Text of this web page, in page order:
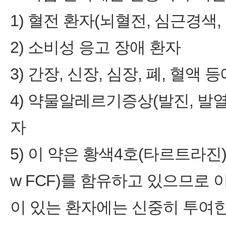
1) 혈전 환자(뇌혈전, 심근경색
2) 소비성 응고 장애 환자
3) 간장, 신장, 심장, 폐, 혈액
4) 약물알레르기증상(발진, 발
자
5) 이 약은 황색4호(타르트라
w FCF)를 함유하고 있으므로
이 있는 환자에는 신중히 투여